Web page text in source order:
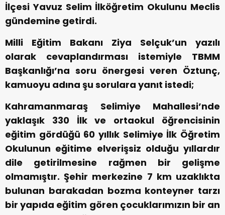
İlçesi Yavuz Selim İlköğretim Okulunu Meclis
gündemine getirdi.
Milli Eğitim Bakanı Ziya Selçuk’un yazılı
olarak cevaplandırması istemiyle TBMM
Başkanlığı’na soru önergesi veren Öztunç,
kamuoyu adına şu sorulara yanıt istedi;
Kahramanmaraş Selimiye Mahallesi’nde
yaklaşık 330 İlk ve ortaokul öğrencisinin
eğitim gördüğü 60 yıllık Selimiye İlk Öğretim
Okulunun eğitime elverişsiz olduğu yıllardır
dile getirilmesine rağmen bir gelişme
olmamıştır. Şehir merkezine 7 km uzaklıkta
bulunan barakadan bozma konteyner tarzı
bir yapıda eğitim gören çocuklarımızın bir an